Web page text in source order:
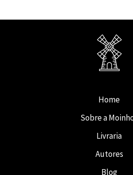
Home
Sobre a
Livraria
Autores
Blog